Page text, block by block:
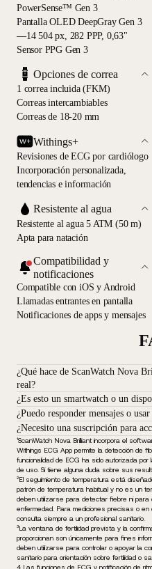
PowerSense™ Gen 3
Pantalla OLED DeepGray Gen 3
—14 504 px, 282 PPP, 0,63"
Sensor PPG Gen 3
Opciones de correa
1 correa incluida (FKM)
Correas intercambiables
Correas de 18-20 mm
Withings+
Revisiones de ECG por cardiólogo
Incorporación personalizada,
tendencias e información
Resistente al agua
Resistente al agua 5 ATM (50 m)
Apta para natación
Compatibilidad y
notificaciones
Compatible con iOS y Android
Llamadas entrantes en pantalla
Notificaciones de apps y mensajes
¿Qué hace de ScanWatch Nova
real?
¿Es esto un smartwatch o un
¿Puedo responder mensajes o
¿Necesito una suscripción para
¹ScanWatch Nova Brilliant incorpora el
Withings ECG App permite la detección de
funcionalidad de ECG ha sido autorizada
de uso. Si tiene alguna duda sobre sus
²El seguimiento de temperatura está
patrón de temperatura habitual y no es un
deben utilizarse para detectar fiebre ni para
enfermedad. Para mediciones precisas o en
consulta siempre a un profesional sanitario.
³La ventana de fertilidad prevista y la
proporcionan son únicamente para fines
deben utilizarse para controlar o apoyar la
sanitario para orientación sobre fertilidad o
4 Las funciones de ECG y notificación de